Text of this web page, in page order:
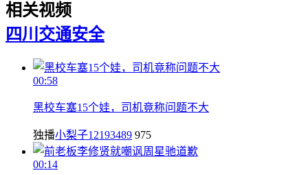
相关视频
四川 交通安全
00:58
黑校车塞15个娃，司机竟称问题不大
独播小梨子12193489 975
00:14